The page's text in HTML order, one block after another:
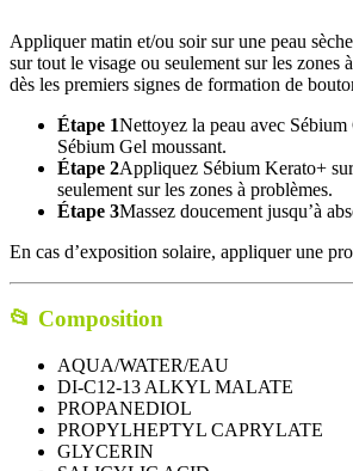
Appliquer matin et/ou soir sur une peau
sur tout le visage ou seulement sur les zones
dès les premiers signes de formation de
Étape 1Nettoyez la peau avec
Sébium Gel moussant.
Étape 2Appliquez Sébium Kerato+
seulement sur les zones à problèmes.
Étape 3Massez doucement jusqu’à
En cas d’exposition solaire, appliquer une
📂 Composition
AQUA/WATER/EAU
DI-C12-13 ALKYL MALATE
PROPANEDIOL
PROPYLHEPTYL CAPRYLATE
GLYCERIN